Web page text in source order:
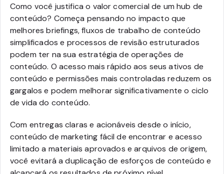
Como você justifica o valor comercial de um hub de
conteúdo? Começa pensando no impacto que
melhores briefings, fluxos de trabalho de conteúdo
simplificados e processos de revisão estruturados
podem ter na sua estratégia de operações de
conteúdo. O acesso mais rápido aos seus ativos de
conteúdo e permissões mais controladas reduzem os
gargalos e podem melhorar significativamente o ciclo
de vida do conteúdo.
Com entregas claras e acionáveis desde o início,
conteúdo de marketing fácil de encontrar e acesso
limitado a materiais aprovados e arquivos de origem,
você evitará a duplicação de esforços de conteúdo e